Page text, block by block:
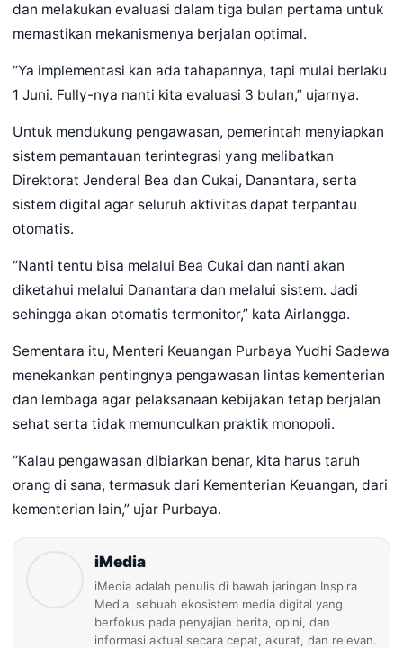
dan melakukan evaluasi dalam tiga bulan pertama untuk
memastikan mekanismenya berjalan optimal.
“Ya implementasi kan ada tahapannya, tapi mulai berlaku
1 Juni. Fully-nya nanti kita evaluasi 3 bulan,” ujarnya.
Untuk mendukung pengawasan, pemerintah menyiapkan
sistem pemantauan terintegrasi yang melibatkan
Direktorat Jenderal Bea dan Cukai, Danantara, serta
sistem digital agar seluruh aktivitas dapat terpantau
otomatis.
“Nanti tentu bisa melalui Bea Cukai dan nanti akan
diketahui melalui Danantara dan melalui sistem. Jadi
sehingga akan otomatis termonitor,” kata Airlangga.
Sementara itu, Menteri Keuangan Purbaya Yudhi Sadewa
menekankan pentingnya pengawasan lintas kementerian
dan lembaga agar pelaksanaan kebijakan tetap berjalan
sehat serta tidak memunculkan praktik monopoli.
“Kalau pengawasan dibiarkan benar, kita harus taruh
orang di sana, termasuk dari Kementerian Keuangan, dari
kementerian lain,” ujar Purbaya.
iMedia
iMedia adalah penulis di bawah jaringan Inspira
Media, sebuah ekosistem media digital yang
berfokus pada penyajian berita, opini, dan
informasi aktual secara cepat, akurat, dan relevan.